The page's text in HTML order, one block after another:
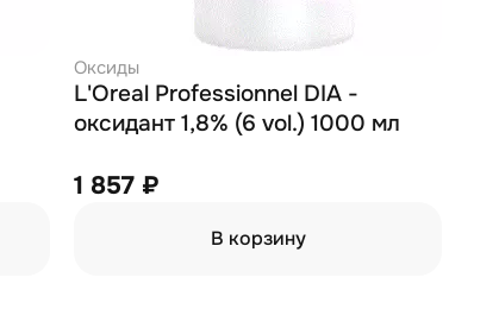
Оксиды
L'Oreal Professionnel DIA -
оксидант 1,8% (6 vol.) 1000 мл
1 857 ₽
В корзину